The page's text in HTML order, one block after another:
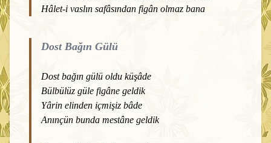
Hâlet-i vaslın safâsından figân olmaz bana
Dost Bağın Gülü
Dost bağın gülü oldu küşâde
Bülbülüz güle figâne geldik
Yârin elinden içmişiz bâde
Anınçün bunda mestâne geldik